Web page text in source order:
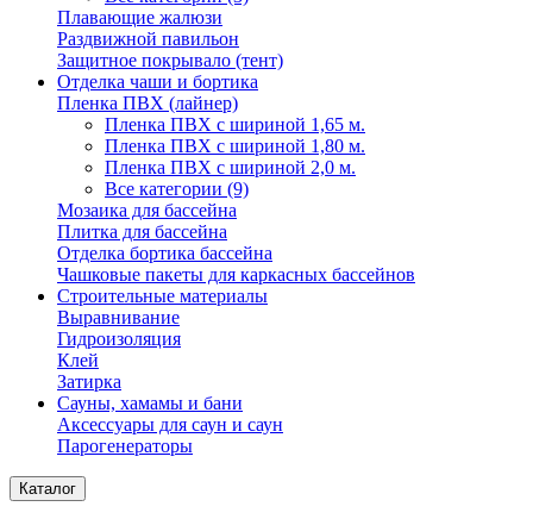
Плавающие жалюзи
Раздвижной павильон
Защитное покрывало (тент)
Отделка чаши и бортика
Пленка ПВХ (лайнер)
Пленка ПВХ с шириной 1,65 м.
Пленка ПВХ с шириной 1,80 м.
Пленка ПВХ с шириной 2,0 м.
Все категории (9)
Мозаика для бассейна
Плитка для бассейна
Отделка бортика бассейна
Чашковые пакеты для каркасных бассейнов
Строительные материалы
Выравнивание
Гидроизоляция
Клей
Затирка
Сауны, хамамы и бани
Аксессуары для саун и саун
Парогенераторы
Каталог